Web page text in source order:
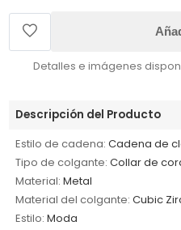
Detalles e imágenes
Descripción del Producto
Estilo de cadena: Cadena de
Tipo de colgante: Collar de
Material: Metal
Material del colgante: Cubic
Estilo: Moda